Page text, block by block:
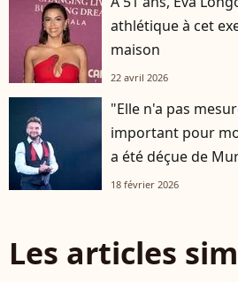
athlétique à cet
maison
22 avril 2026
"Elle n'a pas
important pour
a été déçue de
18 février 2026
Les articles